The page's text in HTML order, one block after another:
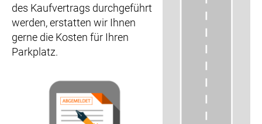
des Kaufvertrags durchgeführt
werden, erstatten wir Ihnen
gerne die Kosten für Ihren
Parkplatz.